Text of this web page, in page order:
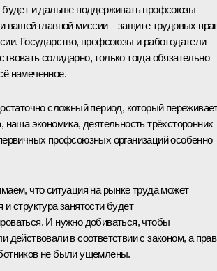
будет и дальше поддерживать профсоюзы
вашей главной миссии – защите трудовых
Государство, профсоюзы и работодатели
солидарно, только тогда обязательно
намеченное.
сложный период, который
наша экономика, деятельность трёхсторонних
профсоюзных организаций особенно
что ситуация на рынке труда может
и структура занятости будет
И нужно добиваться, чтобы
действовали в соответствии с законом, а
не были ущемлены.